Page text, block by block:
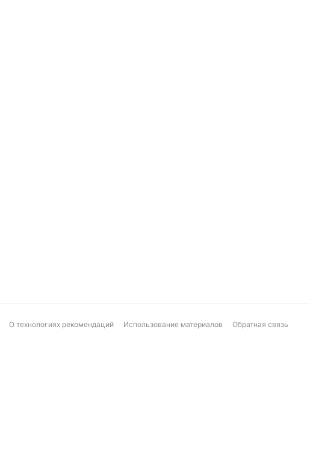
О технологиях рекомендаций Использование материалов Обратная связь